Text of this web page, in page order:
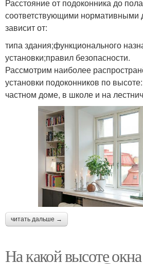
Расстояние от подоконника до
соответствующими нормативными
зависит от:
типа здания;функционального
установки;правил безопасности.
Рассмотрим наиболее
установки подоконников по
частном доме, в школе и на
читать дальше →
На какой высоте